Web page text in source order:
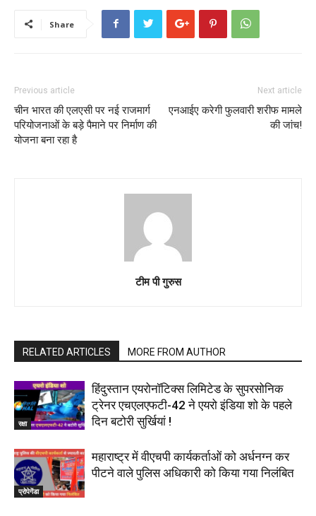
Share
Previous article
चीन भारत की एलएसी पर नई राजमार्ग
परियोजनाओं के बड़े पैमाने पर निर्माण की
योजना बना रहा है
Next article
एनआईए करेगी फुलवारी शरीफ मामले
की जांच!
टीम पी गुरुस
RELATED ARTICLES MORE FROM AUTHOR
रक्षा
हिंदुस्तान एयरोनॉटिक्स लिमिटेड के सुपरसोनिक
ट्रेनर एचएलएफटी-42 ने एयरो इंडिया शो के पहले
दिन बटोरी सुर्खियां !
प्रोपेगेंडा
महाराष्‍ट्र में वीएचपी कार्यकर्ताओं को अर्धनग्न कर
पीटने वाले पुलिस अधिकारी को किया गया निलंबित